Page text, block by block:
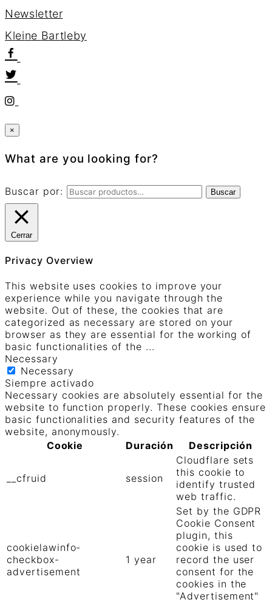
Newsletter
Kleine Bartleby
×
What are you looking for?
Buscar por: Buscar
Cerrar
Privacy Overview
This website uses cookies to improve your
experience while you navigate through the
website. Out of these, the cookies that are
categorized as necessary are stored on your
browser as they are essential for the working of
basic functionalities of the ...
Necessary
Necessary
Siempre activado
Necessary cookies are absolutely essential for the
website to function properly. These cookies ensure
basic functionalities and security features of the
website, anonymously.
Cookie
Duración Descripción
__cfruid session
Cloudflare sets
this cookie to
identify trusted
web traffic.
cookielawinfo-
checkbox-
advertisement
1 year
Set by the GDPR
Cookie Consent
plugin, this
cookie is used to
record the user
consent for the
cookies in the
"Advertisement"